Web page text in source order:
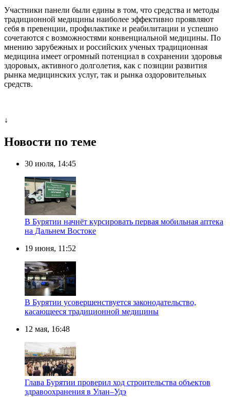
Участники панели были едины в том, что средства и методы
традиционной медицины наиболее эффективно проявляют
себя в превенции, профилактике и реабилитации и успешно
сочетаются с возможностями конвенциальной медицины. По
мнению зарубежных и российских ученых традиционная
медицина имеет огромный потенциал в сохранении здоровья
здоровых, активного долголетия, как с позиции развития
рынка медицинских услуг, так и рынка оздоровительных
средств.
↓
Новости по теме
30 июля, 14:45
В Бурятии начнёт курсировать первая мобильная аптека
на Дальнем Востоке
19 июня, 11:52
В Бурятии усовершенствуется законодательство,
касающееся традиционной медицины
12 мая, 16:48
Глава Бурятии проверил ход строительства объектов
здравоохранения в Улан–Удэ